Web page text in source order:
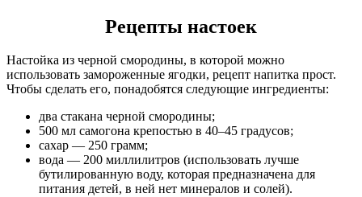
Рецепты настоек
Настойка из черной смородины, в которой можно
использовать замороженные ягодки, рецепт напитка прост.
Чтобы сделать его, понадобятся следующие ингредиенты:
два стакана черной смородины;
500 мл самогона крепостью в 40–45 градусов;
сахар — 250 грамм;
вода — 200 миллилитров (использовать лучше
бутилированную воду, которая предназначена для
питания детей, в ней нет минералов и солей).